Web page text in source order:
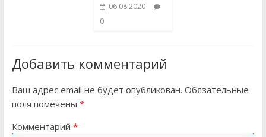
06.08.2020
0
Добавить комментарий
Ваш адрес email не будет опубликован. Обязательные
поля помечены *
Комментарий *